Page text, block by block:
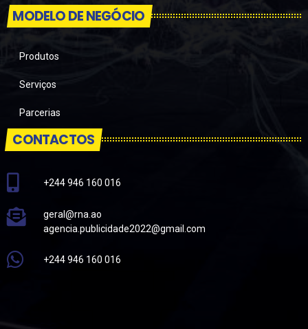
MODELO DE NEGÓCIO
Produtos
Serviços
Parcerias
CONTACTOS
+244 946 160 016
geral@rna.ao
agencia.publicidade2022@gmail.com
+244 946 160 016